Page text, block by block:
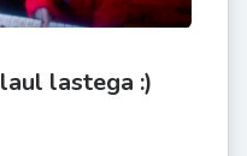
lastega :)